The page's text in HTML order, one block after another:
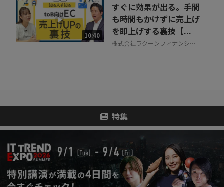
10:40
すぐに効果が出る。手間
も時間もかけずに売上げ
を即上げする裏技【...
株式会社ラクーンフィナンシャ
特集